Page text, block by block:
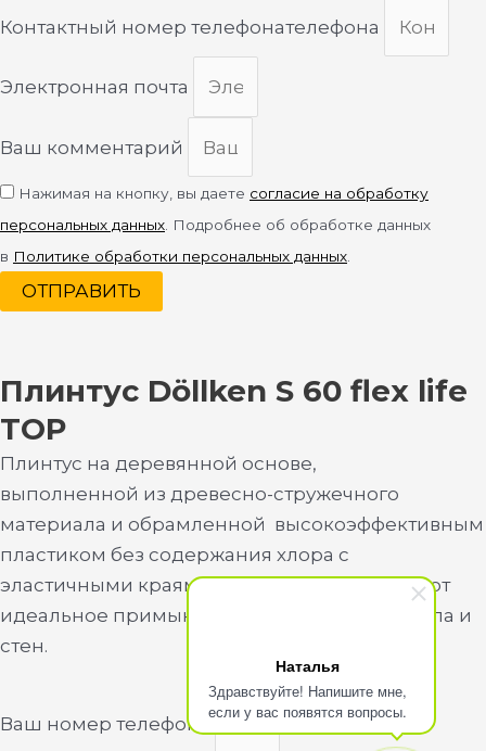
Наталья
Здравствуйте! Напишите мне,
если у вас появятся вопросы.
Контактный номер телефонателефона
Электронная почта
Ваш комментарий
Нажимая на кнопку, вы даете согласие на обработку
персональных данных. Подробнее об обработке данных
в Политике обработки персональных данных.
ОТПРАВИТЬ
Плинтус Döllken S 60 flex life
TOP
Плинтус на деревянной основе,
выполненной из древесно-стружечного
материала и обрамленной высокоэффективным
пластиком без содержания хлора с
эластичными краями, которые обеспечивают
идеальное примыкание к поверхностям пола и
стен.
Ваш номер телефона